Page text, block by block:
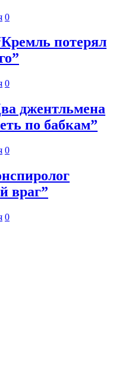
0
потерял
0
джентльмена
по бабкам”
0
враг”
0